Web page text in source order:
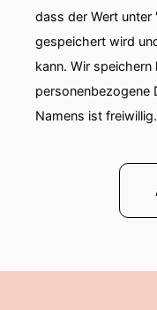
dass der Wert
gespeichert wird
kann. Wir
personenbezogene
Namens ist freiwillig.